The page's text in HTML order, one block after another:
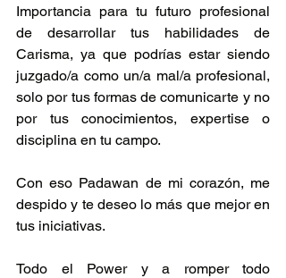
Importancia para tu futuro profesional
de desarrollar tus habilidades de
Carisma, ya que podrías estar siendo
juzgado/a como un/a mal/a profesional,
solo por tus formas de comunicarte y no
por tus conocimientos, expertise o
disciplina en tu campo.
Con eso Padawan de mi corazón, me
despido y te deseo lo más que mejor en
tus iniciativas.
Todo el Power y a romper todo